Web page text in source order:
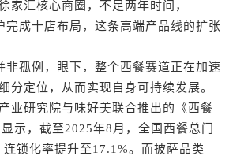
家汇核心商圈，不足两年时间，
完成十店布局，这条高端产品线的扩张
孤例，眼下，整个西餐赛道正在加速
分定位，从而实现自身可持续发展。
研究院与味好美联合推出的《西餐
示，截至2025年8月，全国西餐总门
锁化率提升至17.1%。而披萨品类